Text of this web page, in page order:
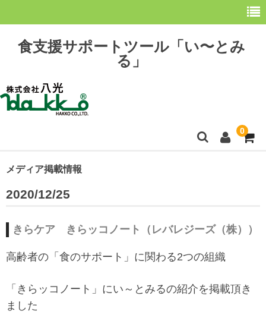
食支援サポートツール「い〜とみ
る」
0
ホーム
最新情報
よくある質問
メディア掲載情報
2020/12/25
きらケア きらッコノート（レバレジーズ（株））
高齢者の「食のサポート」に関わる2つの組織
「きらッコノート」にい～とみるの紹介を掲載頂き
ました